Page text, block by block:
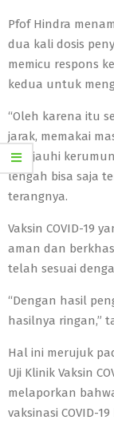
Pfof Hindra
dua kali dosis
memicu respons
kedua untuk
“Oleh karena itu
jarak, memakai
menjauhi
lengah bisa saja
terangnya.
Vaksin COVID-19
aman dan
telah sesuai
“Dengan hasil
hasilnya ringan,”
Hal ini merujuk
Uji Klinik Vaksin
melaporkan
vaksinasi COVID-